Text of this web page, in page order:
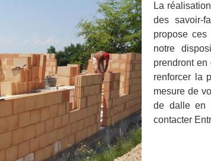
La
des savoir-
propose
notre
prendront
renforcer la
mesure de
de dalle en
contacter